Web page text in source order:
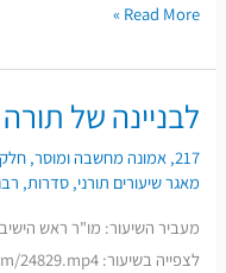
Read More »
לבניינה של
217
, אמונה מחשבה ומוסר,
מאגר שיעורים תורני,סדרות,
מעביר השיעור: מו"ר ראש
לצפייה בשיעור: http://files.hakotel.org.il/shiurim/24829.mp4
לבניינה
תורה
רי"ז